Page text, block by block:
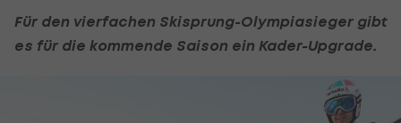
Für den vierfachen Skisprung-Olympiasieger gibt
es für die kommende Saison ein Kader-Upgrade.